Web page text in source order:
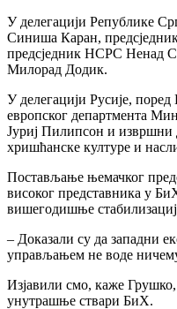
У делегацији Републике
Синиша Каран,
предсједник НСРС Ненад
Милорад Додик.
У делегацији Русије,
европског департмента
Јуриј Пилипсон и
хришћанске културе и
Постављање њемачког
високог представника у
вишегодишње
– Доказали су да западни
управљањем не воде
Изјавили смо, каже
унутрашње ствари БиХ.